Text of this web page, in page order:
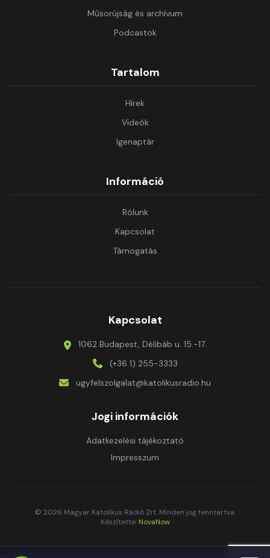
Műsorújság és archívum
Podcastok
Tartalom
Hírek
Videók
Igenaptár
Információ
Rólunk
Kapcsolat
Támogatás
Kapcsolat
1062 Budapest, Délibáb u. 15.-17.
(+36 1) 255-3333
ugyfelszolgalat@katolikusradio.hu
Jogi információk
Adatkezelési tájékoztató
Impresszum
© 2026 Magyar Katolikus Rádió Zrt. Minden jog fenntartva.
Készítette: NovaNow